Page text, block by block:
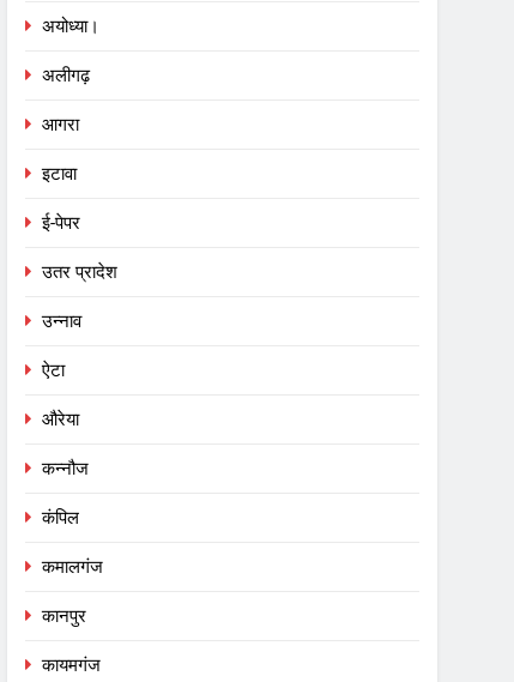
अयोध्या।
अलीगढ़
आगरा
इटावा
ई-पेपर
उतर प्रादेश
उन्नाव
ऐटा
औरेया
कन्नौज
कंपिल
कमालगंज
कानपुर
कायमगंज